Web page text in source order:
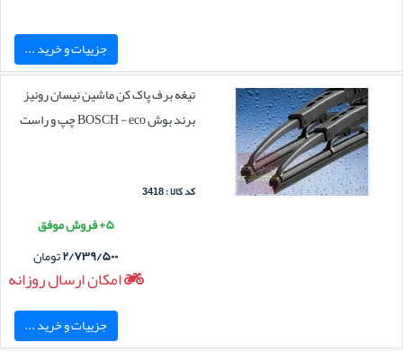
جزییات و خرید ...
تیغه برف پاک کن ماشین نیسان رونیز
برند بوش BOSCH - eco چپ و راست
کد کالا : 3418
۵+ فروش موفق
۲/۷۳۹/۵۰۰تومان
امکان ارسال روزانه
جزییات و خرید ...